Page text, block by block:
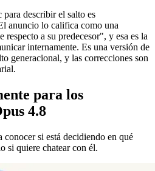
describir el salto es
anuncio lo califica como una
respecto a su predecesor", y esa es la
internamente. Es una versión de
generacional, y las correcciones son
para los
4.8
si está decidiendo en qué
si quiere chatear con él.